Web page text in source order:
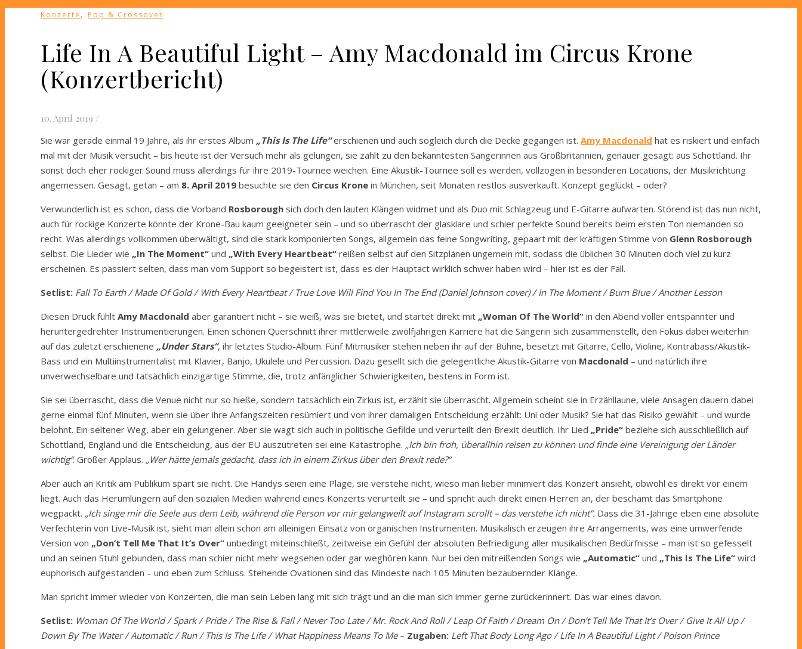
Konzerte , Pop & Crossover
Life In A Beautiful Light – Amy Macdonald im Circus Krone
(Konzertbericht)
10. April 2019 /
Sie war gerade einmal 19 Jahre, als ihr erstes Album „This Is The Life“erschienen und auch sogleich durch die Decke gegangen ist. Amy Macdonald hat es riskiert und einfach
mal mit der Musik versucht – bis heute ist der Versuch mehr als gelungen, sie zählt zu den bekanntesten Sängerinnen aus Großbritannien, genauer gesagt: aus Schottland. Ihr
sonst doch eher rockiger Sound muss allerdings für ihre 2019-Tournee weichen. Eine Akustik-Tournee soll es werden, vollzogen in besonderen Locations, der Musikrichtung
angemessen. Gesagt, getan – am 8. April 2019 besuchte sie den Circus Krone in München, seit Monaten restlos ausverkauft. Konzept geglückt – oder?
Verwunderlich ist es schon, dass die Vorband Rosborough sich doch den lauten Klängen widmet und als Duo mit Schlagzeug und E-Gitarre aufwarten. Störend ist das nun nicht,
auch für rockige Konzerte könnte der Krone-Bau kaum geeigneter sein – und so überrascht der glasklare und schier perfekte Sound bereits beim ersten Ton niemanden so
recht. Was allerdings vollkommen überwältigt, sind die stark komponierten Songs, allgemein das feine Songwriting, gepaart mit der kräftigen Stimme von Glenn Rosborough
selbst. Die Lieder wie „In The Moment“ und „With Every Heartbeat“ reißen selbst auf den Sitzplänen ungemein mit, sodass die üblichen 30 Minuten doch viel zu kurz
erscheinen. Es passiert selten, dass man vom Support so begeistert ist, dass es der Hauptact wirklich schwer haben wird – hier ist es der Fall.
Setlist: Fall To Earth / Made Of Gold / With Every Heartbeat / True Love Will Find You In The End (Daniel Johnson cover) / In The Moment / Burn Blue / Another Lesson
Diesen Druck fühlt Amy Macdonald aber garantiert nicht – sie weiß, was sie bietet, und startet direkt mit „Woman Of The World“ in den Abend voller entspannter und
heruntergedrehter Instrumentierungen. Einen schönen Querschnitt ihrer mittlerweile zwölfjährigen Karriere hat die Sängerin sich zusammenstellt, den Fokus dabei weiterhin
auf das zuletzt erschienene „Under Stars“, ihr letztes Studio-Album. Fünf Mitmusiker stehen neben ihr auf der Bühne, besetzt mit Gitarre, Cello, Violine, Kontrabass/Akustik-
Bass und ein Multiinstrumentalist mit Klavier, Banjo, Ukulele und Percussion. Dazu gesellt sich die gelegentliche Akustik-Gitarre von Macdonald – und natürlich ihre
unverwechselbare und tatsächlich einzigartige Stimme, die, trotz anfänglicher Schwierigkeiten, bestens in Form ist.
Sie sei überrascht, dass die Venue nicht nur so hieße, sondern tatsächlich ein Zirkus ist, erzählt sie überrascht. Allgemein scheint sie in Erzähllaune, viele Ansagen dauern dabei
gerne einmal fünf Minuten, wenn sie über ihre Anfangszeiten resümiert und von ihrer damaligen Entscheidung erzählt: Uni oder Musik? Sie hat das Risiko gewählt – und wurde
belohnt. Ein seltener Weg, aber ein gelungener. Aber sie wagt sich auch in politische Gefilde und verurteilt den Brexit deutlich. Ihr Lied „Pride“ beziehe sich ausschließlich auf
Schottland, England und die Entscheidung, aus der EU auszutreten sei eine Katastrophe. „Ich bin froh, überallhin reisen zu können und finde eine Vereinigung der Länder
wichtig“. Großer Applaus. „Wer hätte jemals gedacht, dass ich in einem Zirkus über den Brexit rede?“
Aber auch an Kritik am Publikum spart sie nicht. Die Handys seien eine Plage, sie verstehe nicht, wieso man lieber minimiert das Konzert ansieht, obwohl es direkt vor einem
liegt. Auch das Herumlungern auf den sozialen Medien während eines Konzerts verurteilt sie – und spricht auch direkt einen Herren an, der beschämt das Smartphone
wegpackt. „Ich singe mir die Seele aus dem Leib, während die Person vor mir gelangweilt auf Instagram scrollt – das verstehe ich nicht“. Dass die 31-Jährige eben eine absolute
Verfechterin von Live-Musik ist, sieht man allein schon am alleinigen Einsatz von organischen Instrumenten. Musikalisch erzeugen ihre Arrangements, was eine umwerfende
Version von „Don’t Tell Me That It’s Over“ unbedingt miteinschließt, zeitweise ein Gefühl der absoluten Befriedigung aller musikalischen Bedürfnisse – man ist so gefesselt
und an seinen Stuhl gebunden, dass man schier nicht mehr wegsehen oder gar weghören kann. Nur bei den mitreißenden Songs wie „Automatic“ und „This Is The Life“ wird
euphorisch aufgestanden – und eben zum Schluss. Stehende Ovationen sind das Mindeste nach 105 Minuten bezaubernder Klänge.
Man spricht immer wieder von Konzerten, die man sein Leben lang mit sich trägt und an die man sich immer gerne zurückerinnert. Das war eines davon.
Setlist: Woman Of The World / Spark / Pride / The Rise & Fall / Never Too Late / Mr. Rock And Roll / Leap Of Faith / Dream On / Don’t Tell Me That It’s Over / Give It All Up /
Down By The Water / Automatic / Run / This Is The Life / What Happiness Means To Me– Zugaben: Left That Body Long Ago / Life In A Beautiful Light / Poison Prince